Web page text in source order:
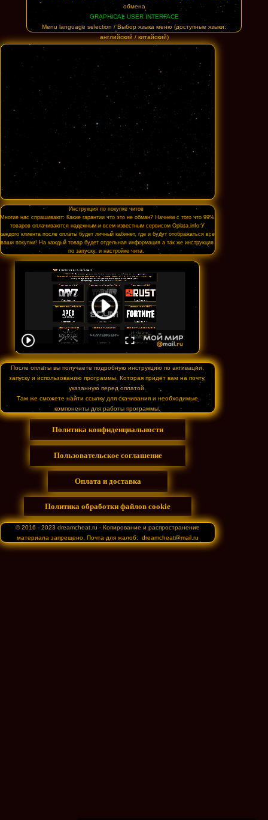
обмена
GRAPHICAL USER INTERFACE
Menu language selection / Выбор языка меню (доступные языки:
английский / китайский)
Save cpu / Сохранение ресурсов процессора
Radar size / Установить размер радара
Radar radius / Установить радиус радара
© 2016 - 2023 dreamcheat.ru - Копирование и распространение
материала запрещено. Почта для жалоб: dreamcheat@mail.ru
Инструкция по покупке читов
Многие нас спрашивают: Какие гарантии что это не обман? Начнем с того что 99%
товаров оплачиваются надежным и всем известным сервисом Oplata.info У
каждого клиента после оплаты будет личный кабинет, где и будут отображаться все
ваши покупки! На каждый товар будет отдельная информация а так же инструкция
по запуску, и настройке чита.
После оплаты вы получаете подробную инструкцию по активации,
запуску и использованию программы. Которая придёт вам на почту,
указанную перед оплатой.
Там же сможете найти ссылку для скачивания и необходимые
компоненты для работы программы.
Политика конфиденциальности
Пользовательское соглашение
Политика обработки файлов cookie
Оплата и доставка